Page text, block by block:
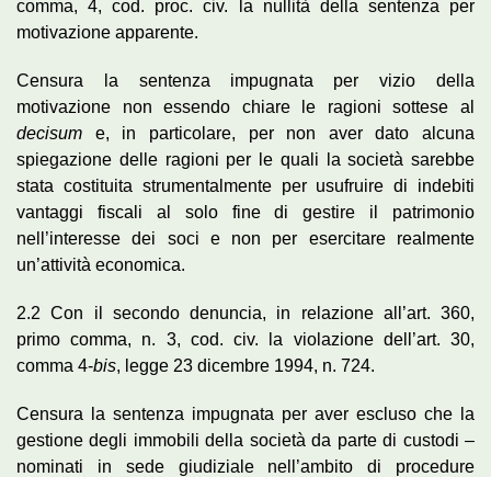
comma, 4, cod. proc. civ. la nullità della sentenza per
motivazione apparente.
Censura la sentenza impugnata per vizio della
motivazione non essendo chiare le ragioni sottese al
decisum e, in particolare, per non aver dato alcuna
spiegazione delle ragioni per le quali la società sarebbe
stata costituita strumentalmente per usufruire di indebiti
vantaggi fiscali al solo fine di gestire il patrimonio
nell’interesse dei soci e non per esercitare realmente
un’attività economica.
2.2 Con il secondo denuncia, in relazione all’art. 360,
primo comma, n. 3, cod. civ. la violazione dell’art. 30,
comma 4-bis, legge 23 dicembre 1994, n. 724.
Censura la sentenza impugnata per aver escluso che la
gestione degli immobili della società da parte di custodi –
nominati in sede giudiziale nell’ambito di procedure